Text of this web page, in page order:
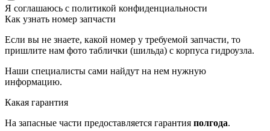
Я соглашаюсь с политикой конфиденциальности
Как узнать номер запчасти
Если вы не знаете, какой номер у требуемой запчасти, то
пришлите нам фото таблички (шильда) с корпуса гидроузла.
Наши специалисты сами найдут на нем нужную
информацию.
Какая гарантия
На запасные части предоставляется гарантия полгода.